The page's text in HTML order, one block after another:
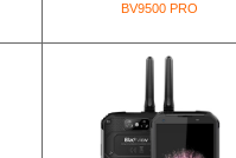
BV9500 PRO